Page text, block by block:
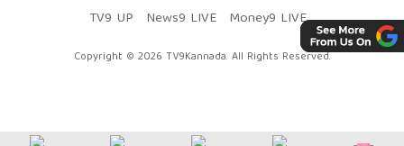
TV9 UP
News9 LIVE Money9 LIVE
Copyright © 2026 TV9Kannada. All Rights Reserved.